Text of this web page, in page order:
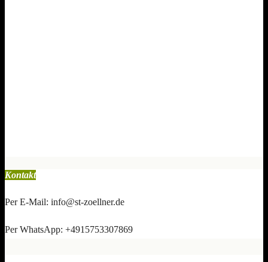
Kontakt
Per E-Mail: info@st-zoellner.de
Per WhatsApp: +4915753307869